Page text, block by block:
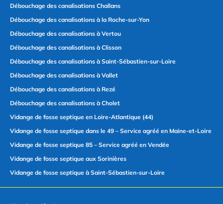
Débouchage des canalisations Challans
Débouchage des canalisations à la Roche-sur-Yon
Débouchage des canalisations à Vertou
Débouchage des canalisations à Clisson
Débouchage des canalisations à Saint-Sébastien-sur-Loire
Débouchage des canalisations à Vallet
Débouchage des canalisations à Rezé
Débouchage des canalisations à Cholet
Vidange de fosse septique en Loire-Atlantique (44)
Vidange de fosse septique dans le 49 – Service agréé en Maine-et-Loire
Vidange de fosse septique 85 – Service agréé en Vendée
Vidange de fosse septique aux Sorinières
Vidange de fosse septique à Saint-Sébastien-sur-Loire